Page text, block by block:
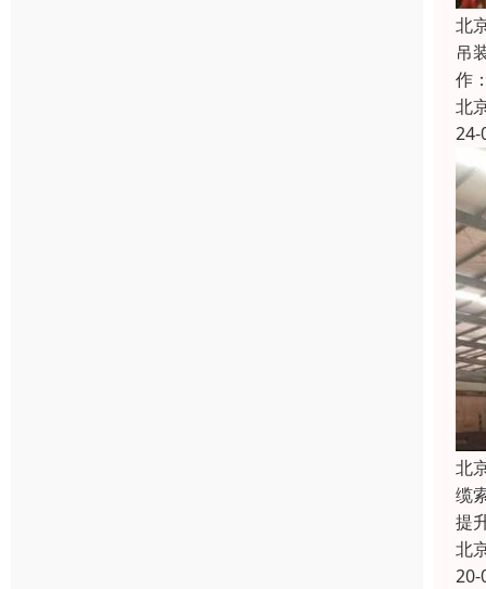
北
吊
作
北
24-
北
缆
提
北
20-